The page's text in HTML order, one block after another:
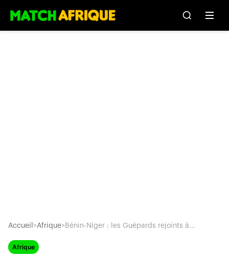
Accueil >Afrique> Bénin-Niger : les Guépards rejoints à...
Afrique